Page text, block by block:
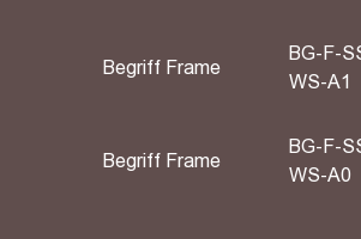
Begriff Frame
BG-F-
WS-A1
Begriff Frame
BG-F-
WS-A0